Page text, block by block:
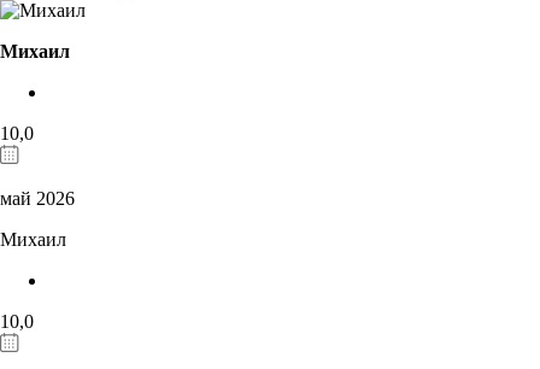
Михаил
10,0
май 2026
Михаил
10,0